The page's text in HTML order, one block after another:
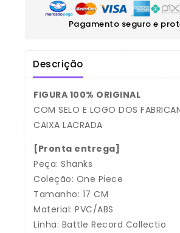
Pagamento seguro e
Descrição
FIGURA 100% ORIGINAL
COM SELO E LOGO DOS
CAIXA LACRADA
[Pronta entrega]
Peça: Shanks
Coleção: One Piece
Tamanho: 17 CM
Material: PVC/ABS
Linha: Battle Record Collectio